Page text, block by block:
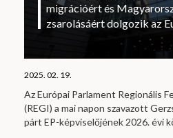
migrációért és
zsarolásáért dolgozik az
2025. 02. 19.
Az Európai Parlament Regionális
(REGI) a mai napon szavazott
párt EP-képviselőjének 2026. évi